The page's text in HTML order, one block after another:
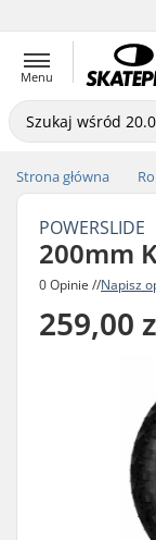
Menu
Strona główna
POWERSLIDE
200mm
0 Opinie //Napisz
259,00